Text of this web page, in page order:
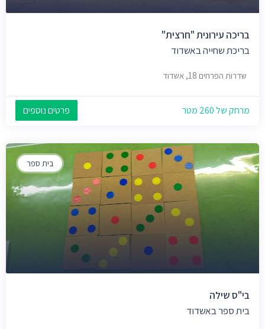
בריכה עירונית "חרצית"
בריכת שחייה באשדוד
שדרות הפרחים 18, אשדוד
מרחק של 260 מטר פרטים נוספים
בית ספר
בי"ס שילה
בית ספר באשדוד